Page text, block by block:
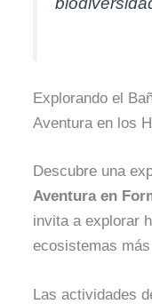
Explorando el
Aventura en los
Descubre una
Aventura en
invita a explorar
ecosistemas
Las actividades